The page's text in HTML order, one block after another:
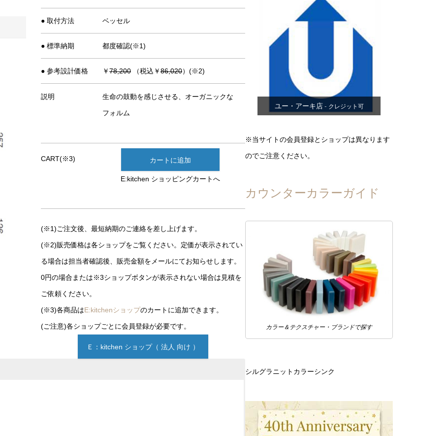
● 取付方法 ベッセル
● 標準納期 都度確認(※1)
● 参考設計価格 ￥78,200 （税込￥86,020）(※2)
説明 生命の鼓動を感じさせる、オーガニックな
フォルム
CART(※3) カートに追加
E:kitchen ショッピングカートへ
(※1)ご注文後、最短納期のご連絡を差し上げます。
(※2)販売価格は各ショップをご覧ください。定価が表示されてい
る場合は担当者確認後、販売金額をメールにてお知らせします。
0円の場合または※3ショップボタンが表示されない場合は見積を
ご依頼ください。
(※3)各商品はE:kitchenショップのカートに追加できます。
(ご注意)各ショップごとに会員登録が必要です。
Ｅ：kitchen ショップ（ 法人 向け ）
ユー・アーキ店- クレジット可
※当サイトの会員登録とショップは異なります
のでご注意ください。
カウンターカラーガイド
カラー＆テクスチャー・ブランドで探す
シルグラニットカラーシンク